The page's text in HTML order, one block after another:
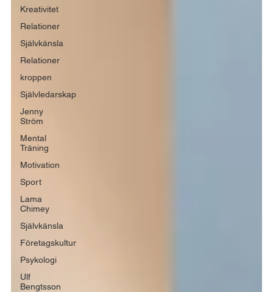
Kreativitet
Relationer
Självkänsla
Relationer
kroppen
Självledarskap
Jenny
Ström
Mental
Träning
Motivation
Sport
Lama
Chimey
Självkänsla
Företagskultur
Psykologi
Ulf
Bengtsson